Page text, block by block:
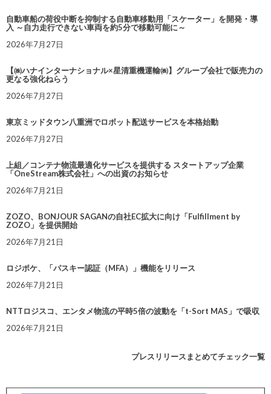
自動車船の荷役中断を抑制する自動車移動用「スケーター」を開発・導
入 ～自力走行できない車両を約5分で移動可能に～
2026年7月27日
【㈱ハナインターナショナル×星清重機運輸㈱】グループ会社で販売力の
更なる強化ねらう
2026年7月27日
東京ミッドタウン八重洲でロボット配送サービスを本格始動
2026年7月27日
上組／コンテナ物流最適化サービスを提供する スタートアップ企業
「OneStream株式会社」への出資のお知らせ
2026年7月21日
ZOZO、BONJOUR SAGANの自社EC拡大に向け「Fulfillment by
ZOZO」を提供開始
2026年7月21日
ロジポケ、「パスキー認証（MFA）」機能をリリース
2026年7月21日
NTTロジスコ、エンタメ物流の平時5倍の波動を「t-Sort MAS」で吸収
2026年7月21日
プレスリリースまとめてチェック一覧